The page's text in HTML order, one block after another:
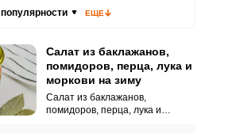
популярности ЕЩЕ
Салат из баклажанов,
помидоров, перца, лука и
моркови на зиму
Салат из баклажанов,
помидоров, перца, лука и